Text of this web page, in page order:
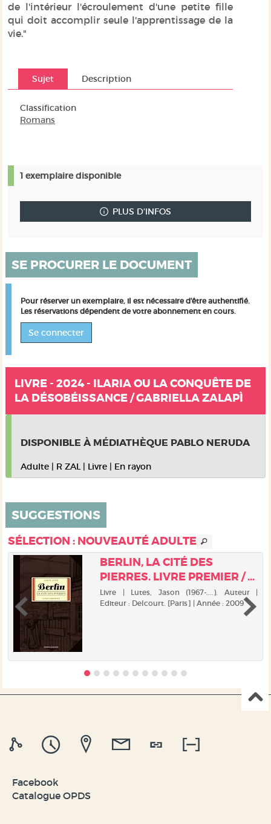
de l'intérieur l'écroulement d'une petite fille
qui doit accomplir seule l'apprentissage de la
vie."
Sujet Description
Classification
Romans
1 exemplaire disponible
PLUS D'INFOS
SE PROCURER LE DOCUMENT
Pour réserver un exemplaire, il est nécessaire d'être authentifié.
Les réservations dépendent de votre abonnement en cours.
Se connecter
LIVRE - 2024 - ILARIA OU LA CONQUÊTE DE
LA DÉSOBÉISSANCE / GABRIELLA ZALAPÌ
DISPONIBLE À MÉDIATHÈQUE PABLO NERUDA
Adulte | R ZAL | Livre | En rayon
SUGGESTIONS
SÉLECTION : NOUVEAUTÉ ADULTE
BERLIN, LA CITÉ DES
PIERRES. LIVRE PREMIER / ...
Livre | Lutes, Jason (1967-....). Auteur |
Editeur : Delcourt. [Paris] | Année : 2009
Facebook
Catalogue OPDS